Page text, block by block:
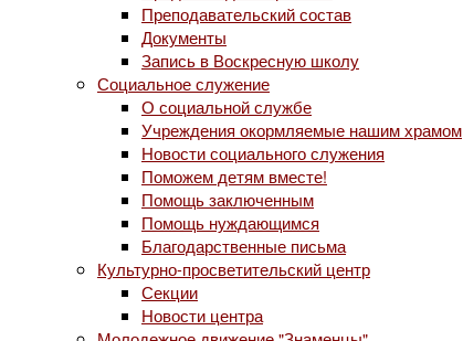
Преподавательский состав
Документы
Запись в Воскресную школу
Социальное служение
О социальной службе
Учреждения окормляемые нашим храмом
Новости социального служения
Поможем детям вместе!
Помощь заключенным
Помощь нуждающимся
Благодарственные письма
Культурно-просветительский центр
Секции
Новости центра